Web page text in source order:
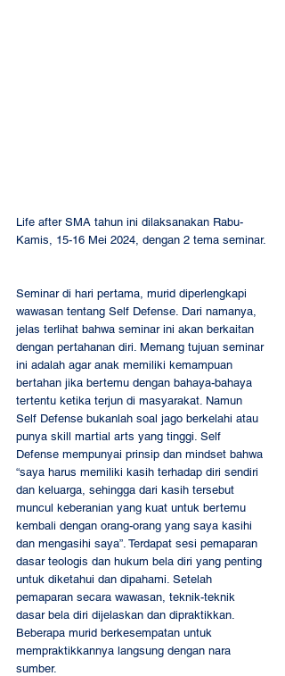
Life after SMA tahun ini dilaksanakan Rabu-
Kamis, 15-16 Mei 2024, dengan 2 tema seminar.
Seminar di hari pertama, murid diperlengkapi
wawasan tentang Self Defense. Dari namanya,
jelas terlihat bahwa seminar ini akan berkaitan
dengan pertahanan diri. Memang tujuan seminar
ini adalah agar anak memiliki kemampuan
bertahan jika bertemu dengan bahaya-bahaya
tertentu ketika terjun di masyarakat. Namun
Self Defense bukanlah soal jago berkelahi atau
punya skill martial arts yang tinggi. Self
Defense mempunyai prinsip dan mindset bahwa
“saya harus memiliki kasih terhadap diri sendiri
dan keluarga, sehingga dari kasih tersebut
muncul keberanian yang kuat untuk bertemu
kembali dengan orang-orang yang saya kasihi
dan mengasihi saya”. Terdapat sesi pemaparan
dasar teologis dan hukum bela diri yang penting
untuk diketahui dan dipahami. Setelah
pemaparan secara wawasan, teknik-teknik
dasar bela diri dijelaskan dan dipraktikkan.
Beberapa murid berkesempatan untuk
mempraktikkannya langsung dengan nara
sumber.